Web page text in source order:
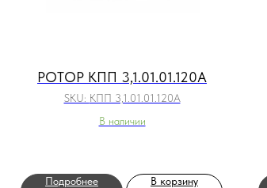
РОТОР КПП 3,1.01.01.120А
SKU: КПП 3,1.01.01.120А
В наличии
Подробнее В корзину